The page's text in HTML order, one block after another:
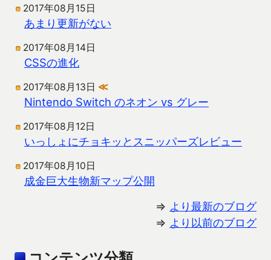
2017年08月15日
あまり更新がない
2017年08月14日
CSSの進化
2017年08月13日 ≪
Nintendo Switch のネオン vs グレー
2017年08月12日
いっしょにチョキッとスニッパーズレビュー
2017年08月10日
成金巨大生物新マップ公開
⇒ より最新のブログ
⇒ より以前のブログ